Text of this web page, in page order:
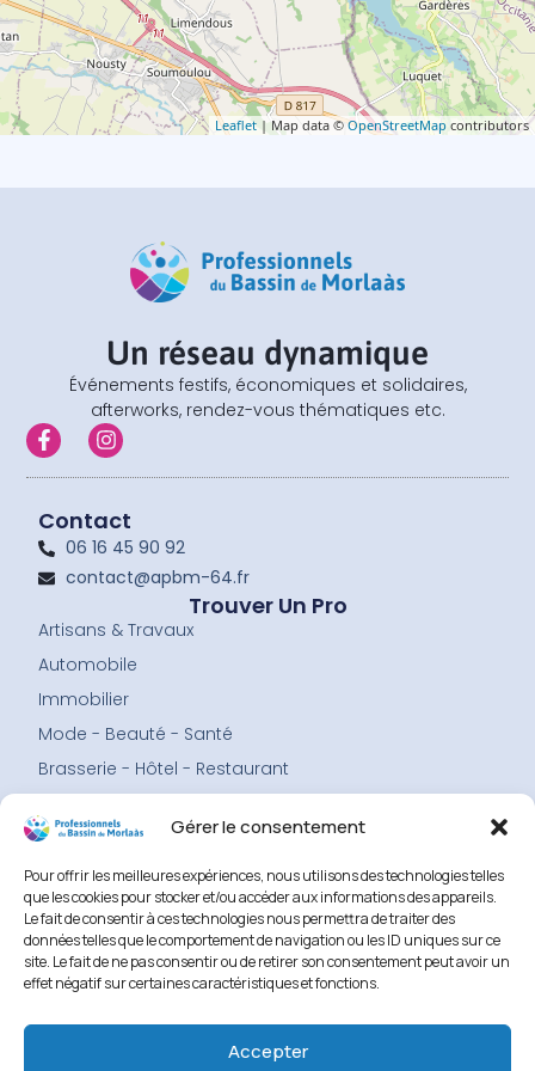
Gérer le consentement
Pour offrir les meilleures expériences, nous utilisons des technologies telles
que les cookies pour stocker et/ou accéder aux informations des appareils.
Le fait de consentir à ces technologies nous permettra de traiter des
données telles que le comportement de navigation ou les ID uniques sur ce
site. Le fait de ne pas consentir ou de retirer son consentement peut avoir un
effet négatif sur certaines caractéristiques et fonctions.
Accepter
Leaflet | Map data ©OpenStreetMap contributors
Trouver Un Pro
Artisans & Travaux
Automobile
Immobilier
Mode - Beauté - Santé
Brasserie - Hôtel - Restaurant
Menu
Les professionnels
L’association
Adhérer
Faire un don
Contact
Contact
06 16 45 90 92
contact@apbm-64.fr
Un réseau dynamique
Événements festifs, économiques et solidaires,
afterworks, rendez-vous thématiques etc.
F
a
c
b
o
o
k
f
I
n
s
a
g
r
a